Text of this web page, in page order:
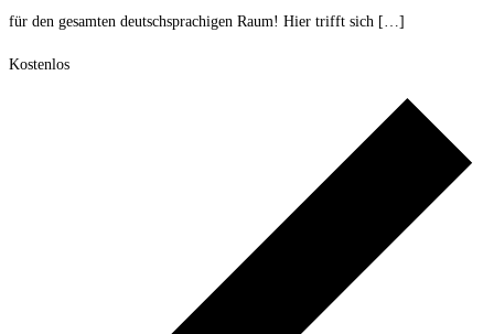
für den gesamten deutschsprachigen Raum! Hier trifft sich […]
Kostenlos